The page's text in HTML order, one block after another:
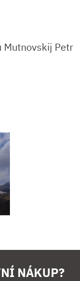
Mutnovskij Petr
NÁKUP?